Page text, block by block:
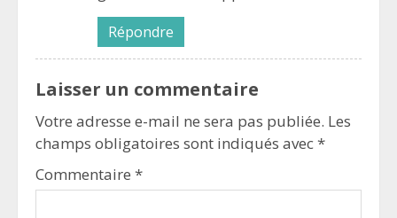
Répondre
Laisser un commentaire
Votre adresse e-mail ne sera pas publiée. Les
champs obligatoires sont indiqués avec*
Commentaire *